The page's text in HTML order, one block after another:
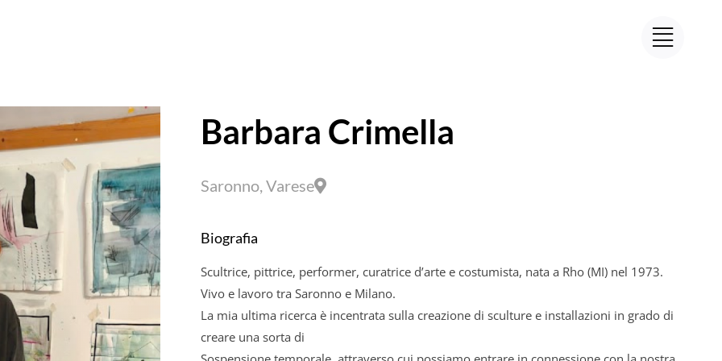
Barbara Crimella
Saronno, Varese
Biografia
Scultrice, pittrice, performer, curatrice d’arte e costumista, nata a Rho (MI) nel 1973.
Vivo e lavoro tra Saronno e Milano.
La mia ultima ricerca è incentrata sulla creazione di sculture e installazioni in grado di
creare una sorta di